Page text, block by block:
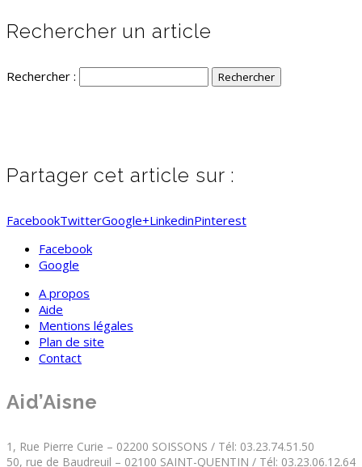
Rechercher un article
Rechercher :
Partager cet article sur :
FacebookTwitterGoogle+LinkedinPinterest
Facebook
Google
A propos
Aide
Mentions légales
Plan de site
Contact
Aid’Aisne
1, Rue Pierre Curie – 02200 SOISSONS / Tél: 03.23.74.51.50
50, rue de Baudreuil – 02100 SAINT-QUENTIN / Tél: 03.23.06.12.64